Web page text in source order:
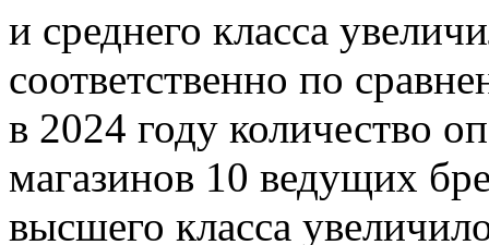
и среднего класса
соответственно по
в 2024 году количество
магазинов 10 ведущих
высшего класса